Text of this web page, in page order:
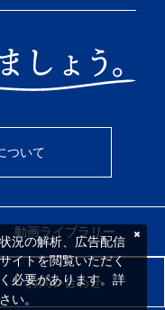
ついて
動画ライブラリー
お問い合わせ
況の解析、広告配信
イトを閲覧いただく
必要があります。詳
い。